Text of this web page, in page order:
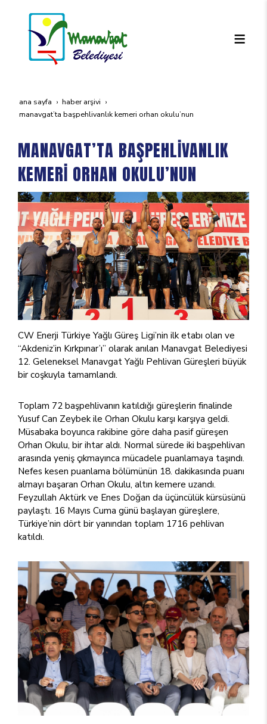
ana sayfa
haber arşivi
manavgat’ta başpehli̇vanlik kemeri̇ orhan okulu’nun
MANAVGAT’TA BAŞPEHLİVANLIK
KEMERİ ORHAN OKULU’NUN
CW Enerji Türkiye Yağlı Güreş Ligi’nin ilk etabı olan ve
“Akdeniz’in Kırkpınar’ı” olarak anılan Manavgat Belediyesi
12. Geleneksel Manavgat Yağlı Pehlivan Güreşleri büyük
bir coşkuyla tamamlandı.
Toplam 72 başpehlivanın katıldığı güreşlerin finalinde
Yusuf Can Zeybek ile Orhan Okulu karşı karşıya geldi.
Müsabaka boyunca rakibine göre daha pasif güreşen
Orhan Okulu, bir ihtar aldı. Normal sürede iki başpehlivan
arasında yeniş çıkmayınca mücadele puanlamaya taşındı.
Nefes kesen puanlama bölümünün 18. dakikasında puanı
almayı başaran Orhan Okulu, altın kemere uzandı.
Feyzullah Aktürk ve Enes Doğan da üçüncülük kürsüsünü
paylaştı. 16 Mayıs Cuma günü başlayan güreşlere,
Türkiye’nin dört bir yanından toplam 1716 pehlivan
katıldı.